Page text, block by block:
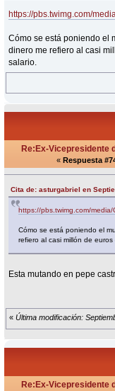
https://pbs.twimg.com/
Cómo se está poniendo el
dinero me refiero al casi
salario.
Re:Ex-Vicepresidente
« Respuesta
Cita de: asturgabriel en
https://pbs.twimg.com/
Cómo se está poniendo el
refiero al casi millón de
Esta mutando en pepe
« Última modificación:
Re:Ex-Vicepresidente